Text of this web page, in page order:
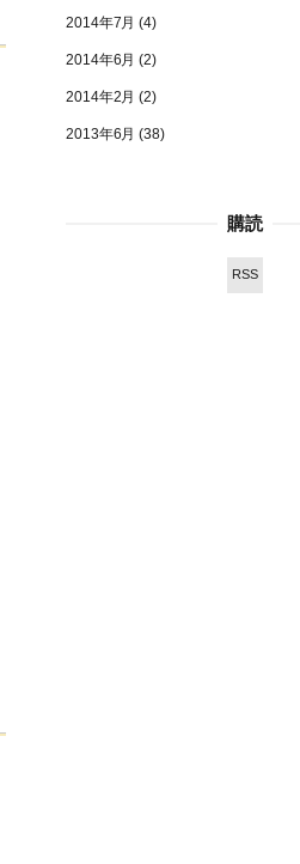
2014年7月 (4)
2014年6月 (2)
2014年2月 (2)
2013年6月 (38)
購読
RSS